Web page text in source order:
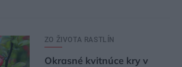
ZO ŽIVOTA RASTLÍN
Okrasné kvitnúce kry v